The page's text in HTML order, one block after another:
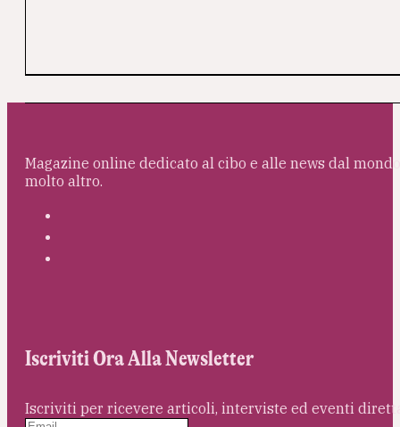
Magazine online dedicato al cibo e alle news dal
molto altro.
Iscriviti Ora Alla Newsletter
Iscriviti per ricevere articoli, interviste ed eventi